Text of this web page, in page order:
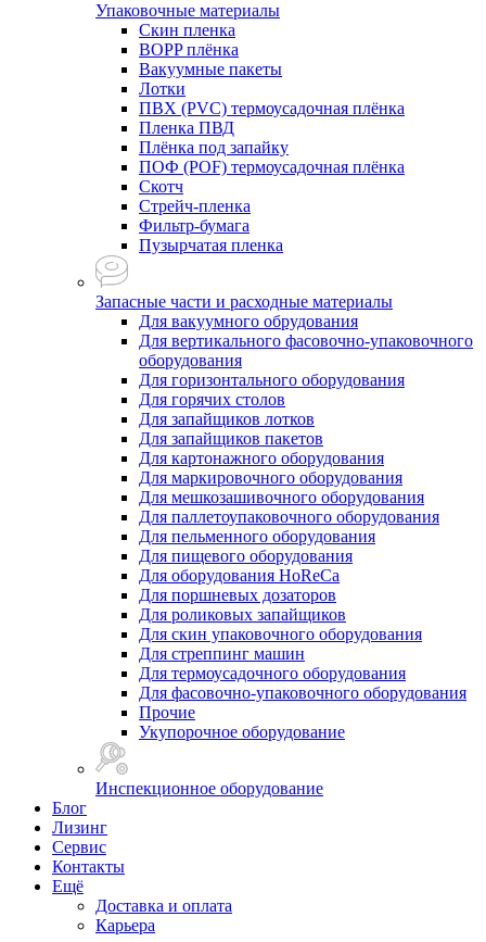
Упаковочные материалы
Скин пленка
BOPP плёнка
Вакуумные пакеты
Лотки
ПВХ (PVC) термоусадочная плёнка
Пленка ПВД
Плёнка под запайку
ПОФ (POF) термоусадочная плёнка
Скотч
Стрейч-пленка
Фильтр-бумага
Пузырчатая пленка
Запасные части и расходные материалы
Для вакуумного обрудования
Для вертикального фасовочно-упаковочного
оборудования
Для горизонтального оборудования
Для горячих столов
Для запайщиков лотков
Для запайщиков пакетов
Для картонажного оборудования
Для маркировочного оборудования
Для мешкозашивочного оборудования
Для паллетоупаковочного оборудования
Для пельменного оборудования
Для пищевого оборудования
Для оборудования HoReCa
Для поршневых дозаторов
Для роликовых запайщиков
Для скин упаковочного оборудования
Для стреппинг машин
Для термоусадочного оборудования
Для фасовочно-упаковочного оборудования
Прочие
Укупорочное оборудование
Инспекционное оборудование
Блог
Лизинг
Сервис
Контакты
Ещё
Доставка и оплата
Карьера